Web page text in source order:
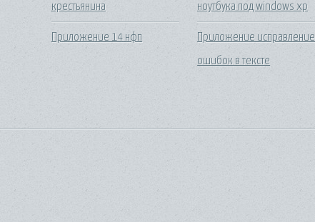
крестьянина
Приложение 14 нфп
ноутбука под windows xp
Приложение исправление
ошибок в тексте